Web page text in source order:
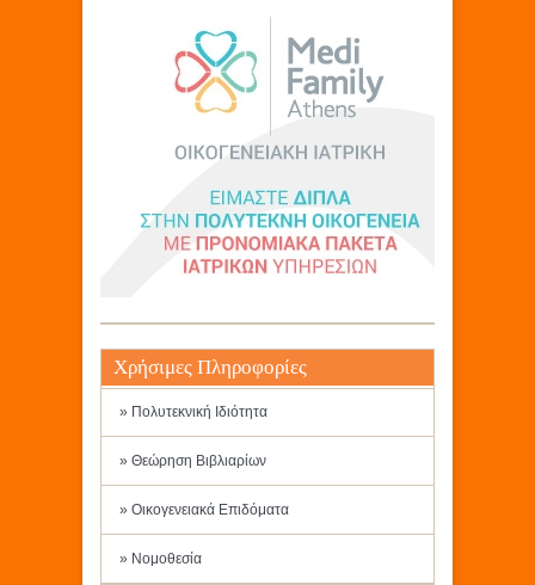
Χρήσιμες Πληροφορίες
» Πολυτεκνική Ιδιότητα
» Θεώρηση Βιβλιαρίων
» Οικογενειακά Επιδόματα
» Νομοθεσία